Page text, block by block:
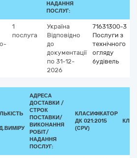
НАДАННЯ
ПОСЛУГ:
1
послуга
Україна
Відповідно
до
документації
по 31-12-
2026
71631300-3
Послуги з
технічного
огляду
будівель
АДРЕСА
ДОСТАВКИ /
СТРОК
ПОСТАВКИ/
ВИКОНАННЯ
РОБІТ/
НАДАННЯ
ПОСЛУГ:
КЛАСИФІКАТОР
ДК 021:2015
(CPV)